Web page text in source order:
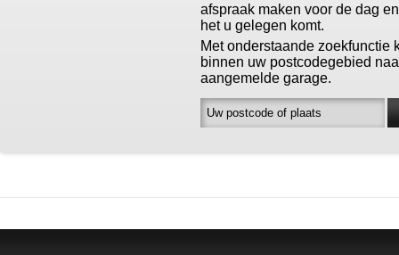
afspraak maken voor de dag
het u gelegen komt.
Met onderstaande zoekfunctie
binnen uw postcodegebied
aangemelde garage.